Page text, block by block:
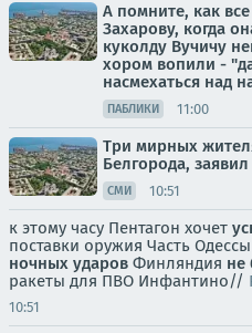
А помните, как
Захарову, когда
куколду Вучичу
хором вопили -
насмехаться над
ПАБЛИКИ 11:00
Три мирных
Белгорода,
СМИ 10:51
к этому часу Пентагон хочет
поставки оружия Часть
ночных ударов Финляндия не
ракеты для ПВО Инфантино//
10:51